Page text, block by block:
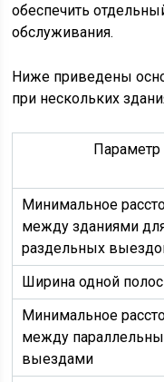
обеспечить
обслуживания.
Ниже приведены
при нескольких
Параметр
Минимальное
между зданиями
раздельных
Ширина одной
Минимальное
между
выездами